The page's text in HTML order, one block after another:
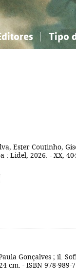
Tipo
Ester Coutinho,
: Lidel, 2026. - XX,
Gonçalves ; il.
cm. - ISBN 978-989-